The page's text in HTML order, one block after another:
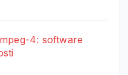
4: software